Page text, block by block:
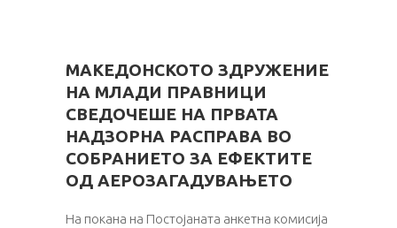
МАКЕДОНСКОТО ЗДРУЖЕНИЕ
НА МЛАДИ ПРАВНИЦИ
СВЕДОЧЕШЕ НА ПРВАТА
НАДЗОРНА РАСПРАВА ВО
СОБРАНИЕТО ЗА ЕФЕКТИТЕ
ОД АЕРОЗАГАДУВАЊЕТО
На покана на Постојаната анкетна комисија